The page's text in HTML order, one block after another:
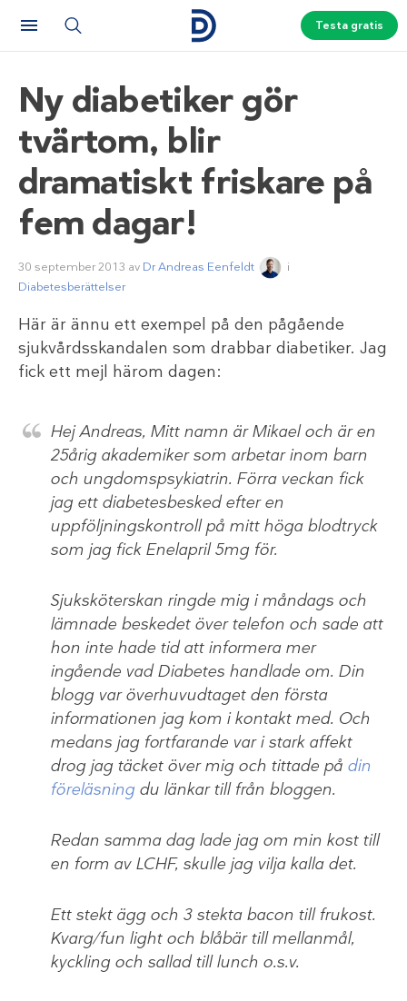
Testa gratis
Ny diabetiker gör
tvärtom, blir
dramatiskt friskare på
fem dagar!
30 september 2013 av Dr Andreas Eenfeldt
i
Diabetesberättelser
Här är ännu ett exempel på den pågående
sjukvårdsskandalen som drabbar diabetiker. Jag
fick ett mejl härom dagen:
Hej Andreas, Mitt namn är Mikael och är en
25årig akademiker som arbetar inom barn
och ungdomspsykiatrin. Förra veckan fick
jag ett diabetesbesked efter en
uppföljningskontroll på mitt höga blodtryck
som jag fick Enelapril 5mg för.
Sjuksköterskan ringde mig i måndags och
lämnade beskedet över telefon och sade att
hon inte hade tid att informera mer
ingående vad Diabetes handlade om. Din
blogg var överhuvudtaget den första
informationen jag kom i kontakt med. Och
medans jag fortfarande var i stark affekt
drog jag täcket över mig och tittade på din
föreläsning du länkar till från bloggen.
Redan samma dag lade jag om min kost till
en form av LCHF, skulle jag vilja kalla det.
Ett stekt ägg och 3 stekta bacon till frukost.
Kvarg/fun light och blåbär till mellanmål,
kyckling och sallad till lunch o.s.v.